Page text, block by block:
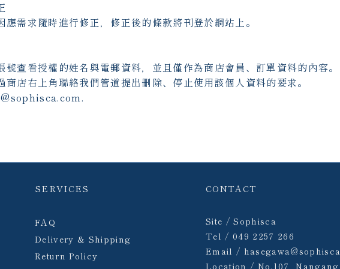
需求隨時進行修正，修正後的條款將刊登於網站上。
查看授權的姓名與電郵資料，並且僅作為商店會員、訂單資料的內容。
店右上角聯絡我們管道提出刪除、停止使用該個人資料的要求。
SERVICES
FAQ
Delivery & Shipping
Return Policy
CONTACT
Site / Sophisca
Tel / 049 2257 266
Email /
Location / No.107, Nangang